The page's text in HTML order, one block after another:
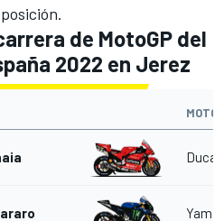
de MotoGP del
2022 en Jerez​
MOTO